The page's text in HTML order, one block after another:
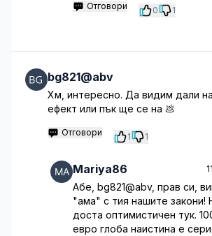
Отговори 0 1
bg821@abv
Хм, интересно. Да видим дали
ефект или пък ще се на 💩
Отговори 1 1
Mariya86
Абе, bg821@abv, прав си,
"ама" с тия нашите закони!
доста оптимистичен тук.
евро глоба наистина е